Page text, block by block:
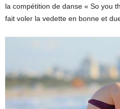
la compétition de danse « So you
fait voler la vedette en bonne et